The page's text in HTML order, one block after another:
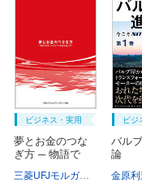
河野慶
ビジネス・実用
夢とお金のつな
ぎ方 ─ 物語で
ビジ
バル
論
金原利